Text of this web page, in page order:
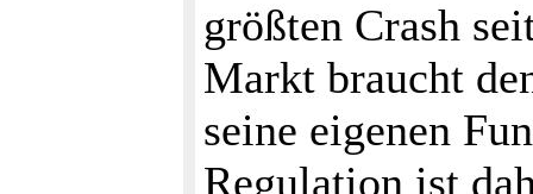
größten Crash
Markt braucht
seine eigenen
Regulation ist